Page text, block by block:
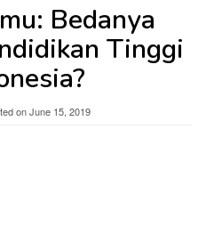
Bedanya
Tinggi
onJune 15, 2019